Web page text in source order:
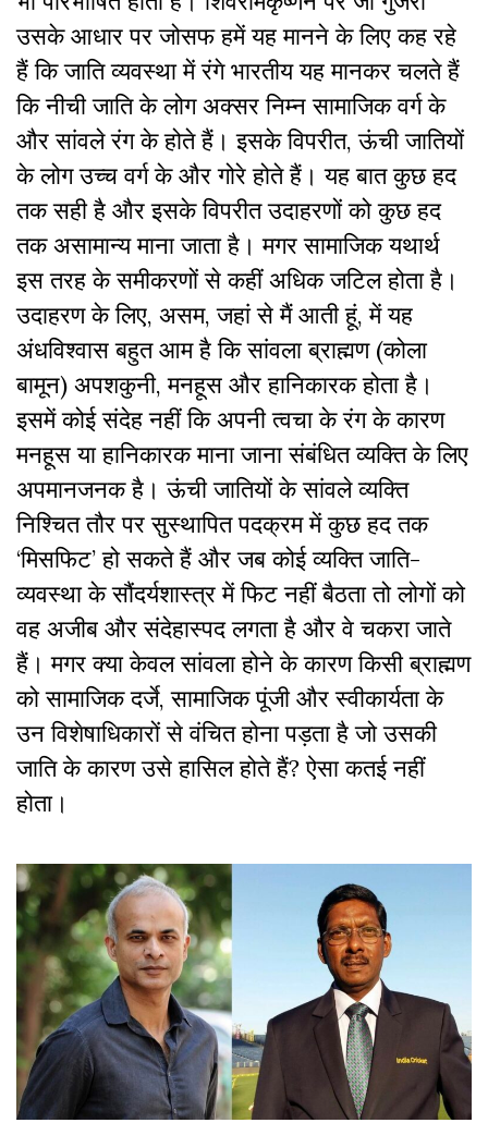
उसके आधार पर जोसफ हमें यह मानने के लिए कह रहे
हैं कि जाति व्यवस्था में रंगे भारतीय यह मानकर चलते हैं
कि नीची जाति के लोग अक्सर निम्न सामाजिक वर्ग के
और सांवले रंग के होते हैं। इसके विपरीत, ऊंची जातियों
के लोग उच्च वर्ग के और गोरे होते हैं। यह बात कुछ हद
तक सही है और इसके विपरीत उदाहरणों को कुछ हद
तक असामान्य माना जाता है। मगर सामाजिक यथार्थ
इस तरह के समीकरणों से कहीं अधिक जटिल होता है।
उदाहरण के लिए, असम, जहां से मैं आती हूं, में यह
अंधविश्वास बहुत आम है कि सांवला ब्राह्मण (कोला
बामून) अपशकुनी, मनहूस और हानिकारक होता है।
इसमें कोई संदेह नहीं कि अपनी त्वचा के रंग के कारण
मनहूस या हानिकारक माना जाना संबंधित व्यक्ति के लिए
अपमानजनक है। ऊंची जातियों के सांवले व्यक्ति
निश्चित तौर पर सुस्थापित पदक्रम में कुछ हद तक
‘मिसफिट’ हो सकते हैं और जब कोई व्यक्ति जाति-
व्यवस्था के सौंदर्यशास्त्र में फिट नहीं बैठता तो लोगों को
वह अजीब और संदेहास्पद लगता है और वे चकरा जाते
हैं। मगर क्या केवल सांवला होने के कारण किसी ब्राह्मण
को सामाजिक दर्जे, सामाजिक पूंजी और स्वीकार्यता के
उन विशेषाधिकारों से वंचित होना पड़ता है जो उसकी
जाति के कारण उसे हासिल होते हैं? ऐसा कतई नहीं
होता।